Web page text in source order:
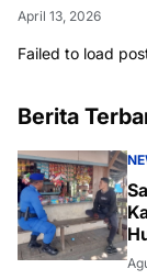
April 13, 2026
Failed to load
Berita